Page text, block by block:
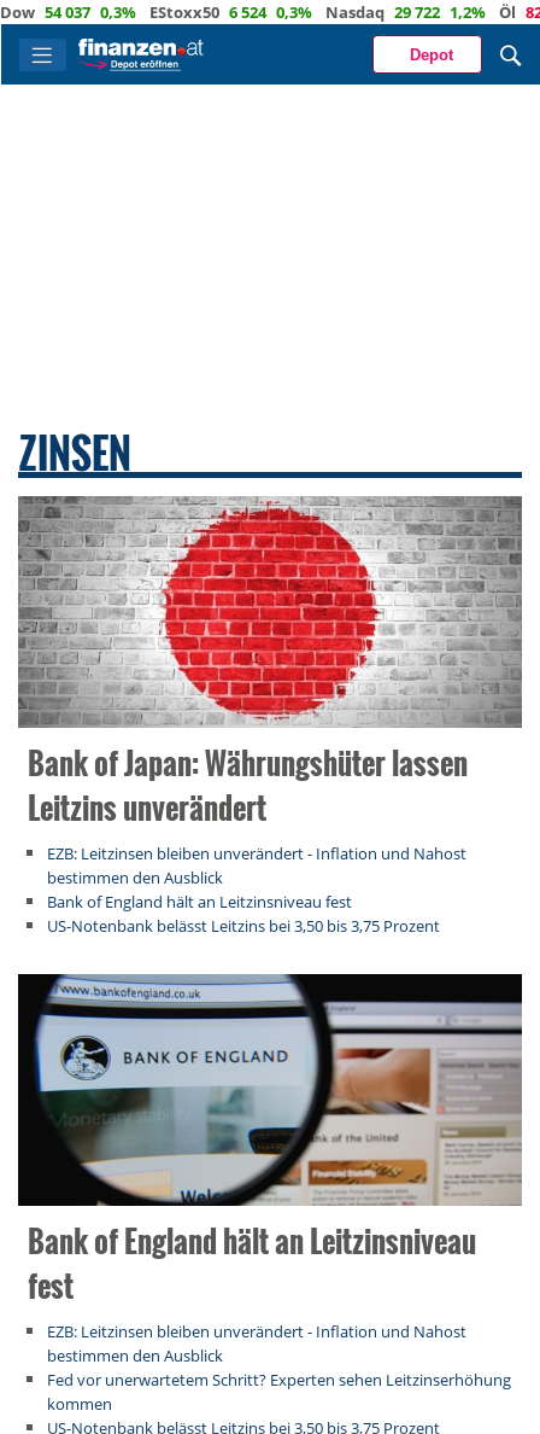
54 037 0,3% EStoxx50 6 524 0,3% Nasdaq 29 722 1,2% Öl 82,1 -
Depot
ZINSEN
Bank of Japan: Währungshüter lassen
Leitzins unverändert
EZB: Leitzinsen bleiben unverändert - Inflation und Nahost
bestimmen den Ausblick
Bank of England hält an Leitzinsniveau fest
US-Notenbank belässt Leitzins bei 3,50 bis 3,75 Prozent
Bank of England hält an Leitzinsniveau
fest
EZB: Leitzinsen bleiben unverändert - Inflation und Nahost
bestimmen den Ausblick
Fed vor unerwartetem Schritt? Experten sehen Leitzinserhöhung
kommen
US-Notenbank belässt Leitzins bei 3,50 bis 3,75 Prozent